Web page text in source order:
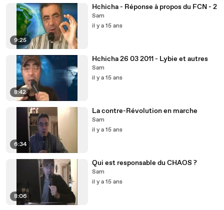
9:25
Hchicha - Réponse à propos du FCN - 2
Sam
il y a 15 ans
8:42
Hchicha 26 03 2011 - Lybie et autres
Sam
il y a 15 ans
6:34
La contre-Révolution en marche
Sam
il y a 15 ans
8:06
Qui est responsable du CHAOS ?
Sam
il y a 15 ans